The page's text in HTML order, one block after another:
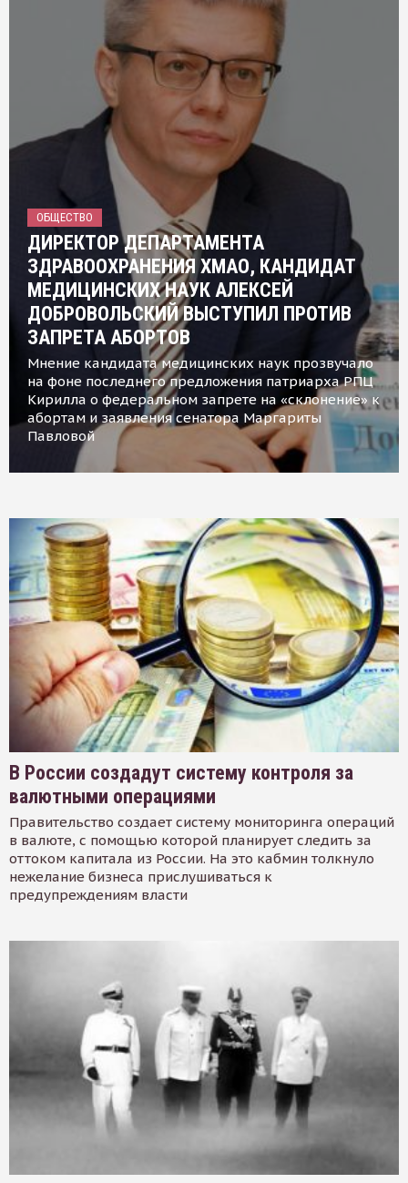
ОБЩЕСТВО
ДИРЕКТОР ДЕПАРТАМЕНТА
ЗДРАВООХРАНЕНИЯ ХМАО, КАНДИДАТ
МЕДИЦИНСКИХ НАУК АЛЕКСЕЙ
ДОБРОВОЛЬСКИЙ ВЫСТУПИЛ ПРОТИВ
ЗАПРЕТА АБОРТОВ
Мнение кандидата медицинских наук прозвучало
на фоне последнего предложения патриарха РПЦ
Кирилла о федеральном запрете на «склонение» к
абортам и заявления сенатора Маргариты
Павловой
В России создадут систему контроля за
валютными операциями
Правительство создает систему мониторинга операций
в валюте, с помощью которой планирует следить за
оттоком капитала из России. На это кабмин толкнуло
нежелание бизнеса прислушиваться к
предупреждениям власти